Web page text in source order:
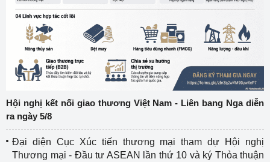
Hội nghị kết nối giao thương Việt Nam - Liên bang Nga diễn
ra ngày 5/8
Đại diện Cục Xúc tiến thương mại tham dự Hội nghị
Thương mại - Đầu tư ASEAN lần thứ 10 và ký Thỏa thuận